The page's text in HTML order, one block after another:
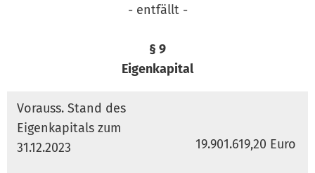
- entfällt -
§ 9
Eigenkapital
Vorauss. Stand des
Eigenkapitals zum
31.12.2023
19.901.619,20 Euro